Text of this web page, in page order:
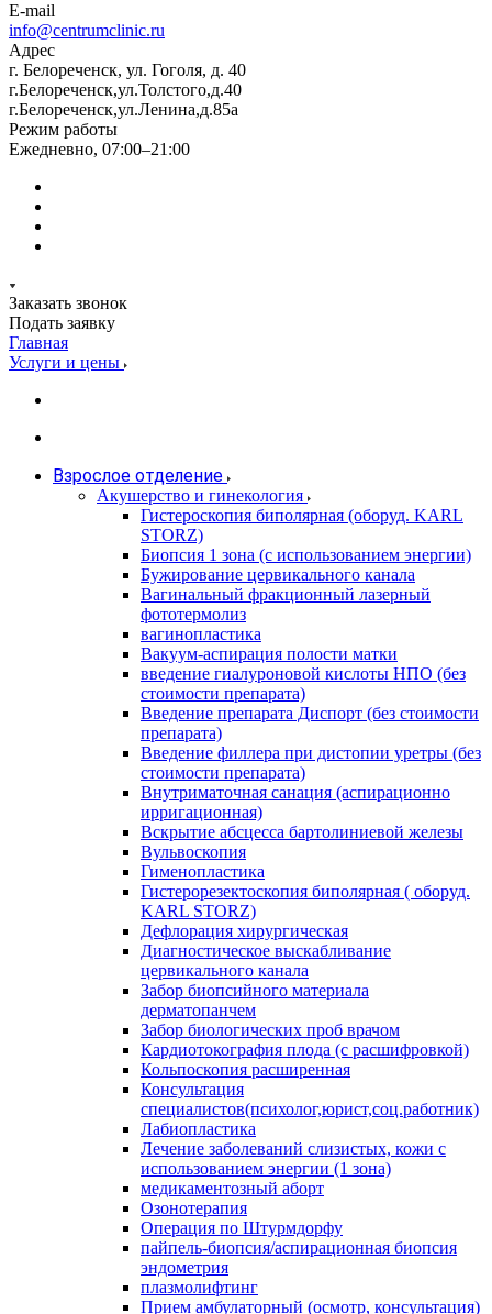
E-mail
info@centrumclinic.ru
Адрес
г. Белореченск, ул. Гоголя, д. 40
г.Белореченск,ул.Толстого,д.40
г.Белореченск,ул.Ленина,д.85а
Режим работы
Ежедневно, 07:00–21:00
Заказать звонок
Подать заявку
Главная
Услуги и цены
Взрослое отделение
Акушерство и гинекология
Гистероскопия биполярная (оборуд. KARL
STORZ)
Биопсия 1 зона (с использованием энергии)
Бужирование цервикального канала
Вагинальный фракционный лазерный
фототермолиз
вагинопластика
Вакуум-аспирация полости матки
введение гиалуроновой кислоты НПО (без
стоимости препарата)
Введение препарата Диспорт (без стоимости
препарата)
Введение филлера при дистопии уретры (без
стоимости препарата)
Внутриматочная санация (аспирационно
ирригационная)
Вскрытие абсцесса бартолиниевой железы
Вульвоскопия
Гименопластика
Гистерорезектоскопия биполярная ( оборуд.
KARL STORZ)
Дефлорация хирургическая
Диагностическое выскабливание
цервикального канала
Забор биопсийного материала
дерматопанчем
Забор биологических проб врачом
Кардиотокография плода (с расшифровкой)
Кольпоскопия расширенная
Консультация
специалистов(психолог,юрист,соц.работник)
Лабиопластика
Лечение заболеваний слизистых, кожи с
использованием энергии (1 зона)
медикаментозный аборт
Озонотерапия
Операция по Штурмдорфу
пайпель-биопсия/аспирационная биопсия
эндометрия
плазмолифтинг
Прием амбулаторный (осмотр, консультация)